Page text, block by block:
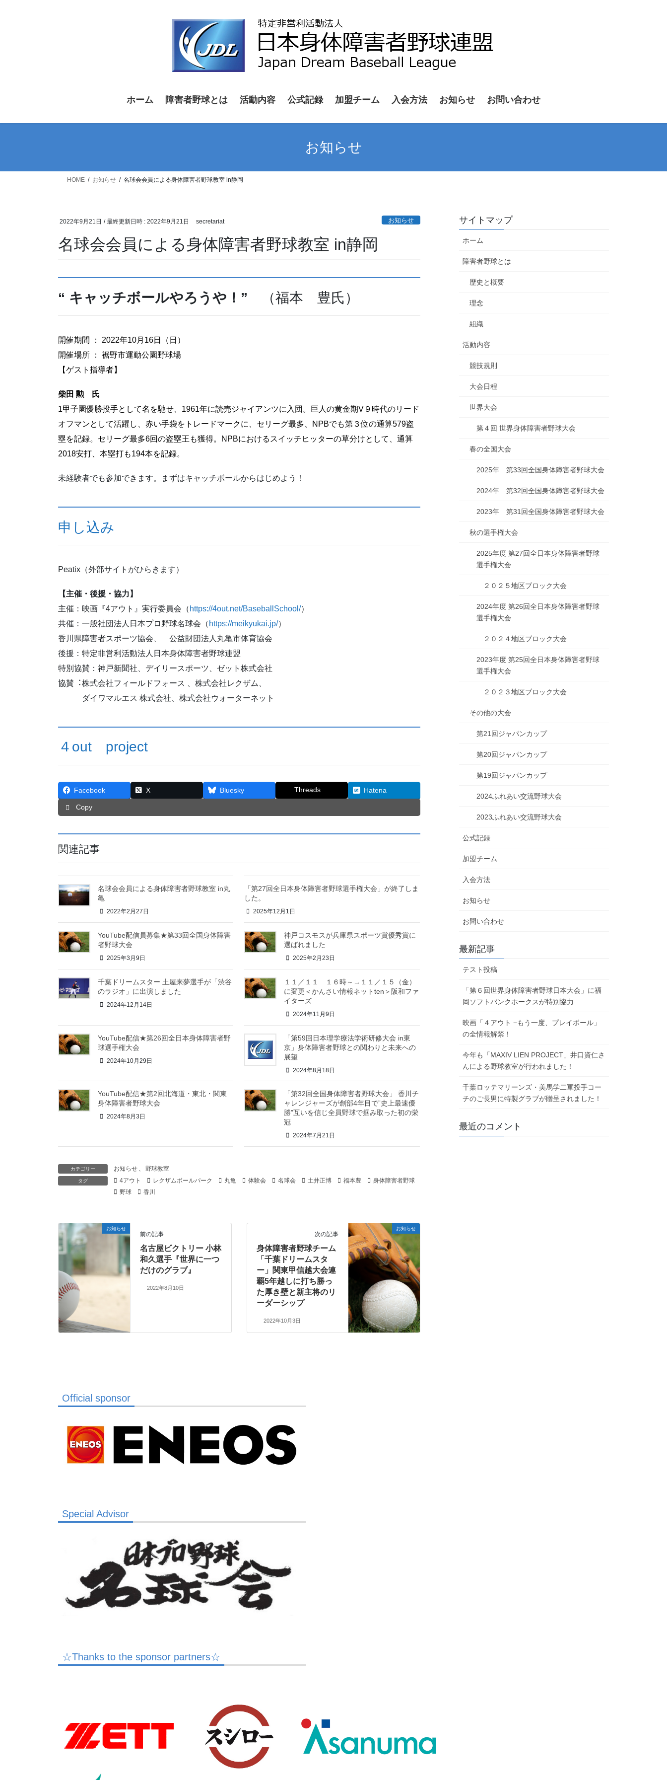
ホーム 障害者野球とは 活動内容 公式記録 加盟チーム 入会方法 お知らせ お問い合わせ
お知らせ
HOME お知らせ 名球会会員による身体障害者野球教室 in静岡
2022年9月21日 / 最終更新日時 : 2022年9月21日 secretariat お知らせ
名球会会員による身体障害者野球教室 in静岡
“ キャッチボールやろうや！” （福本 豊氏）
開催期間 ： 2022年10月16日（日）
開催場所 ： 裾野市運動公園野球場
【ゲスト指導者】
柴田 勲 氏
1甲子園優勝投手として名を馳せ、1961年に読売ジャイアンツに入団。巨人の黄金期V９時代のリード
オフマンとして活躍し、赤い手袋をトレードマークに、セリーグ最多、NPBでも第３位の通算579盗
塁を記録。セリーグ最多6回の盗塁王も獲得。NPBにおけるスイッチヒッターの草分けとして、通算
2018安打、本塁打も194本を記録。
未経験者でも参加できます。まずはキャッチボールからはじめよう！
申し込み
Peatix（外部サイトがひらきます）
【主催・後援・協力】
主催：映画『4アウト』実行委員会（ https://4out.net/BaseballSchool/）
共催：一般社団法人日本プロ野球名球会（ https://meikyukai.jp/）
⾹川県障害者スポーツ協会、 公益財団法⼈丸⻲市体育協会
後援：特定非営利活動法人日本身体障害者野球連盟
特別協賛：神戸新聞社、デイリースポーツ、ゼット株式会社
協賛︓株式会社フィールドフォース 、株式会社レクザム、
ダイワマルエス 株式会社、株式会社ウォーターネット
４out project
Facebook X Bluesky Threads Hatena
Copy
関連記事
名球会会員による身体障害者野球教室 in丸
亀
2022年2月27日
「第27回全日本身体障害者野球選手権大会」が終了しま
した。
2025年12月1日
YouTube配信員募集★第33回全国身体障害
者野球大会
2025年3月9日
神戸コスモスが兵庫県スポーツ賞優秀賞に
選ばれました
2025年2月23日
千葉ドリームスター 土屋来夢選手が「渋谷
のラジオ」に出演しました
2024年12月14日
１１／１１ １６時～→１１／１５（金）
に変更＜かんさい情報ネットten＞阪和ファ
イターズ
2024年11月9日
YouTube配信★第26回全日本身体障害者野
球選手権大会
2024年10月29日
「第59回日本理学療法学術研修大会 in東
京」身体障害者野球との関わりと未来への
展望
2024年8月18日
YouTube配信★第2回北海道・東北・関東
身体障害者野球大会
2024年8月3日
「第32回全国身体障害者野球大会」 香川チ
ャレンジャーズが創部4年目で”史上最速優
勝”互いを信じ全員野球で掴み取った初の栄
冠
2024年7月21日
カテゴリー お知らせ 、 野球教室
タグ 4アウト レクザムボールパーク 丸亀 体験会 名球会 土井正博 福本豊
身体障害者野球
野球
香川
お知らせ
前の記事
名古屋ビクトリー 小林
和久選手『世界に一つ
だけのグラブ』
2022年8月10日
お知らせ
次の記事
身体障害者野球チーム
「千葉ドリームスタ
ー」関東甲信越大会連
覇5年越しに打ち勝っ
た厚き壁と新主将のリ
ーダーシップ
2022年10月3日
サイトマップ
ホーム
障害者野球とは
歴史と概要
理念
組織
活動内容
競技規則
大会日程
世界大会
第４回 世界身体障害者野球大会
春の全国大会
2025年 第33回全国身体障害者野球大会
2024年 第32回全国身体障害者野球大会
2023年 第31回全国身体障害者野球大会
秋の選手権大会
2025年度 第27回全日本身体障害者野球
選手権大会
２０２５地区ブロック大会
2024年度 第26回全日本身体障害者野球
選手権大会
２０２４地区ブロック大会
2023年度 第25回全日本身体障害者野球
選手権大会
２０２３地区ブロック大会
その他の大会
第21回ジャパンカップ
第20回ジャパンカップ
第19回ジャパンカップ
2024ふれあい交流野球大会
2023ふれあい交流野球大会
公式記録
加盟チーム
入会方法
お知らせ
お問い合わせ
最新記事
テスト投稿
「第６回世界身体障害者野球日本大会」に福
岡ソフトバンクホークスが特別協力
映画「４アウト −もう一度、プレイボール」
の全情報解禁！
今年も「MAXIV LIEN PROJECT」井口資仁さ
んによる野球教室が行われました！
千葉ロッテマリーンズ・美馬学二軍投手コー
チのご長男に特製グラブが贈呈されました！
最近のコメント
Official sponsor
Special Advisor
☆Thanks to the sponsor partners☆